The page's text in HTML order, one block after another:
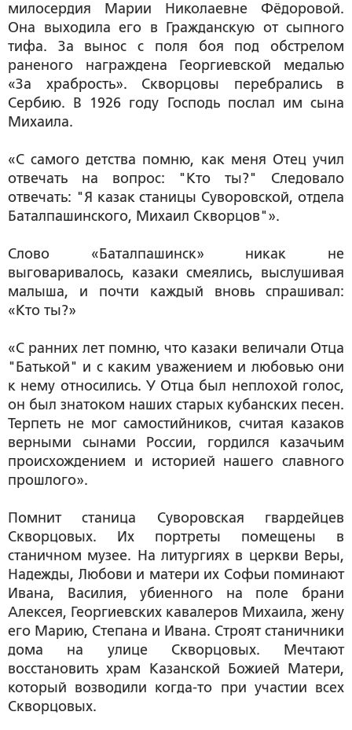
милосердия Марии Николаевне Фёдоровой.
Она выходила его в Гражданскую от сыпного
тифа. За вынос с поля боя под обстрелом
раненого награждена Георгиевской медалью
«За храбрость». Скворцовы перебрались в
Сербию. В 1926 году Господь послал им сына
Михаила.
«С самого детства помню, как меня Отец учил
отвечать на вопрос: "Кто ты?" Следовало
отвечать: "Я казак станицы Суворовской, отдела
Баталпашинского, Михаил Скворцов"».
Слово «Баталпашинск» никак не
выговаривалось, казаки смеялись, выслушивая
малыша, и почти каждый вновь спрашивал:
«Кто ты?»
«С ранних лет помню, что казаки величали Отца
"Батькой" и с каким уважением и любовью они
к нему относились. У Отца был неплохой голос,
он был знатоком наших старых кубанских песен.
Терпеть не мог самостийников, считая казаков
верными сынами России, гордился казачьим
происхождением и историей нашего славного
прошлого».
Помнит станица Суворовская гвардейцев
Скворцовых. Их портреты помещены в
станичном музее. На литургиях в церкви Веры,
Надежды, Любови и матери их Софьи поминают
Ивана, Василия, убиенного на поле брани
Алексея, Георгиевских кавалеров Михаила, жену
его Марию, Степана и Ивана. Строят станичники
дома на улице Скворцовых. Мечтают
восстановить храм Казанской Божией Матери,
который возводили когда-то при участии всех
Скворцовых.